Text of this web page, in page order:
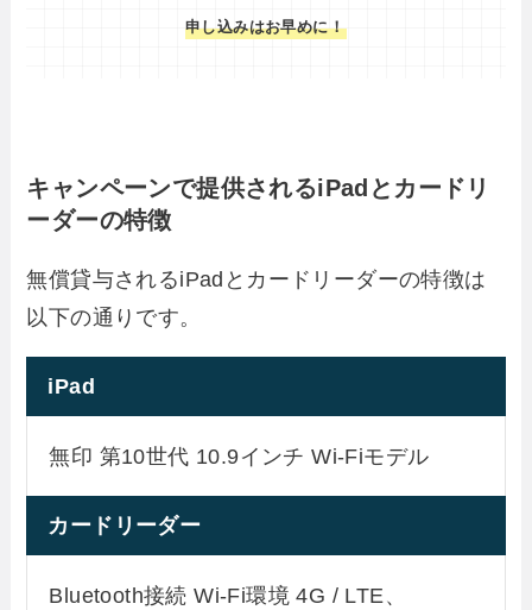
申し込みはお早めに！
キャンペーンで提供されるiPadとカードリ
ーダーの特徴
無償貸与されるiPadとカードリーダーの特徴は
以下の通りです。
iPad
無印 第10世代 10.9インチ Wi-Fiモデル
カードリーダー
Bluetooth接続 Wi-Fi環境 4G / LTE、